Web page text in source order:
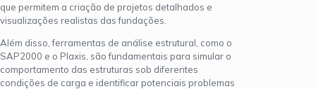
que permitem a criação de projetos detalhados e
visualizações realistas das fundações.
Além disso, ferramentas de análise estrutural, como o
SAP2000 e o Plaxis, são fundamentais para simular o
comportamento das estruturas sob diferentes
condições de carga e identificar potenciais problemas